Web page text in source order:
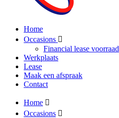
Home
Occasions
Financial lease voorraad
Werkplaats
Lease
Maak een afspraak
Contact
Home
Occasions